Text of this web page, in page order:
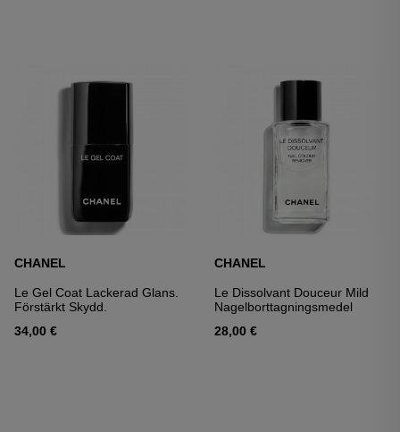
CHANEL
Le Gel Coat Lackerad Glans.
Förstärkt Skydd.
34,00 €
CHANEL
Le Dissolvant Douceur Mild
Nagelborttagningsmedel
28,00 €